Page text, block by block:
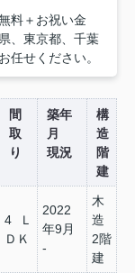
料＋お祝い金
、東京都、千葉
任せください。
間
取
り
築年
月
現況
構
造
階
建
4Ｌ
ＤＫ
2022
年9月
-
木
造
2階
建